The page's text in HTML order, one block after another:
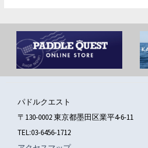
パドルクエスト
〒130-0002 東京都墨田区業平4-6-11
TEL:03-6456-1712